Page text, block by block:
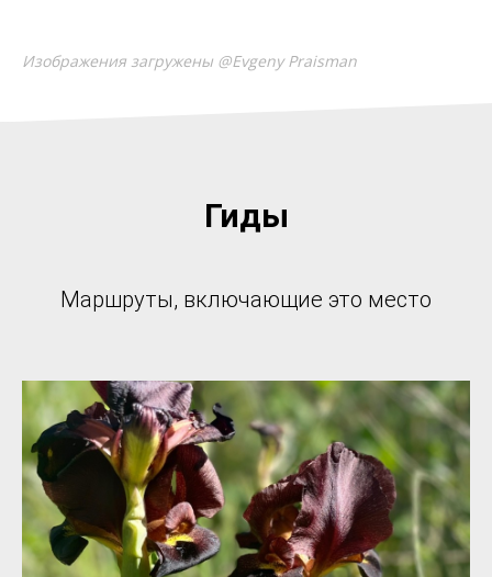
Изображения загружены @Evgeny Praisman
Гиды
Маршруты, включающие это место